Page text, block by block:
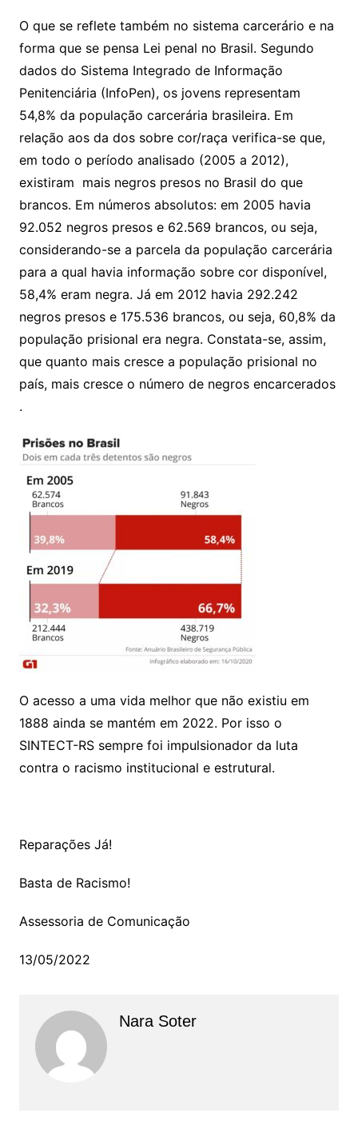
O que se reflete também no sistema carcerário e na
forma que se pensa Lei penal no Brasil. Segundo
dados do Sistema Integrado de Informação
Penitenciária (InfoPen), os jovens representam
54,8% da população carcerária brasileira. Em
relação aos da dos sobre cor/raça verifica-se que,
em todo o período analisado (2005 a 2012),
existiram mais negros presos no Brasil do que
brancos. Em números absolutos: em 2005 havia
92.052 negros presos e 62.569 brancos, ou seja,
considerando-se a parcela da população carcerária
para a qual havia informação sobre cor disponível,
58,4% eram negra. Já em 2012 havia 292.242
negros presos e 175.536 brancos, ou seja, 60,8% da
população prisional era negra. Constata-se, assim,
que quanto mais cresce a população prisional no
país, mais cresce o número de negros encarcerados
.
O acesso a uma vida melhor que não existiu em
1888 ainda se mantém em 2022. Por isso o
SINTECT-RS sempre foi impulsionador da luta
contra o racismo institucional e estrutural.
Reparações Já!
Basta de Racismo!
Assessoria de Comunicação
13/05/2022
Nara Soter